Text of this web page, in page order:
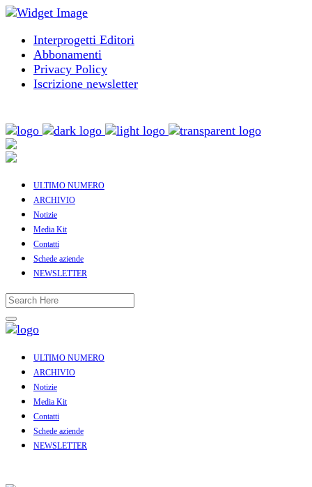
Interprogetti Editori
Abbonamenti
Privacy Policy
Iscrizione newsletter
ULTIMO NUMERO
ARCHIVIO
Notizie
Media Kit
Contatti
Schede aziende
NEWSLETTER
ULTIMO NUMERO
ARCHIVIO
Notizie
Media Kit
Contatti
Schede aziende
NEWSLETTER